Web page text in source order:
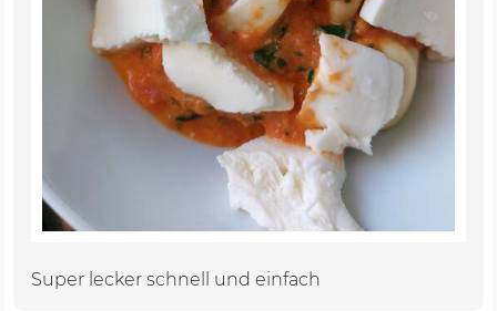
Super lecker schnell und einfach